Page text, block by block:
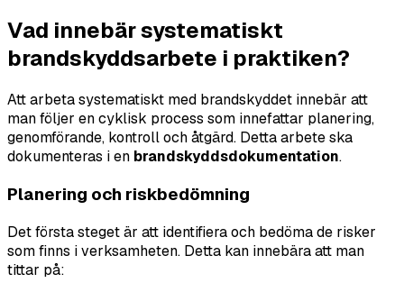
Vad innebär systematiskt
brandskyddsarbete i praktiken?
Att arbeta systematiskt med brandskyddet innebär att
man följer en cyklisk process som innefattar planering,
genomförande, kontroll och åtgärd. Detta arbete ska
dokumenteras i en brandskyddsdokumentation.
Planering och riskbedömning
Det första steget är att identifiera och bedöma de risker
som finns i verksamheten. Detta kan innebära att man
tittar på: